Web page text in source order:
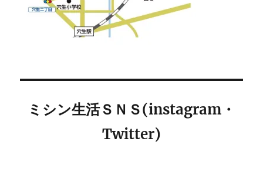
ミシン生活ＳＮＳ(instagram・
Twitter)